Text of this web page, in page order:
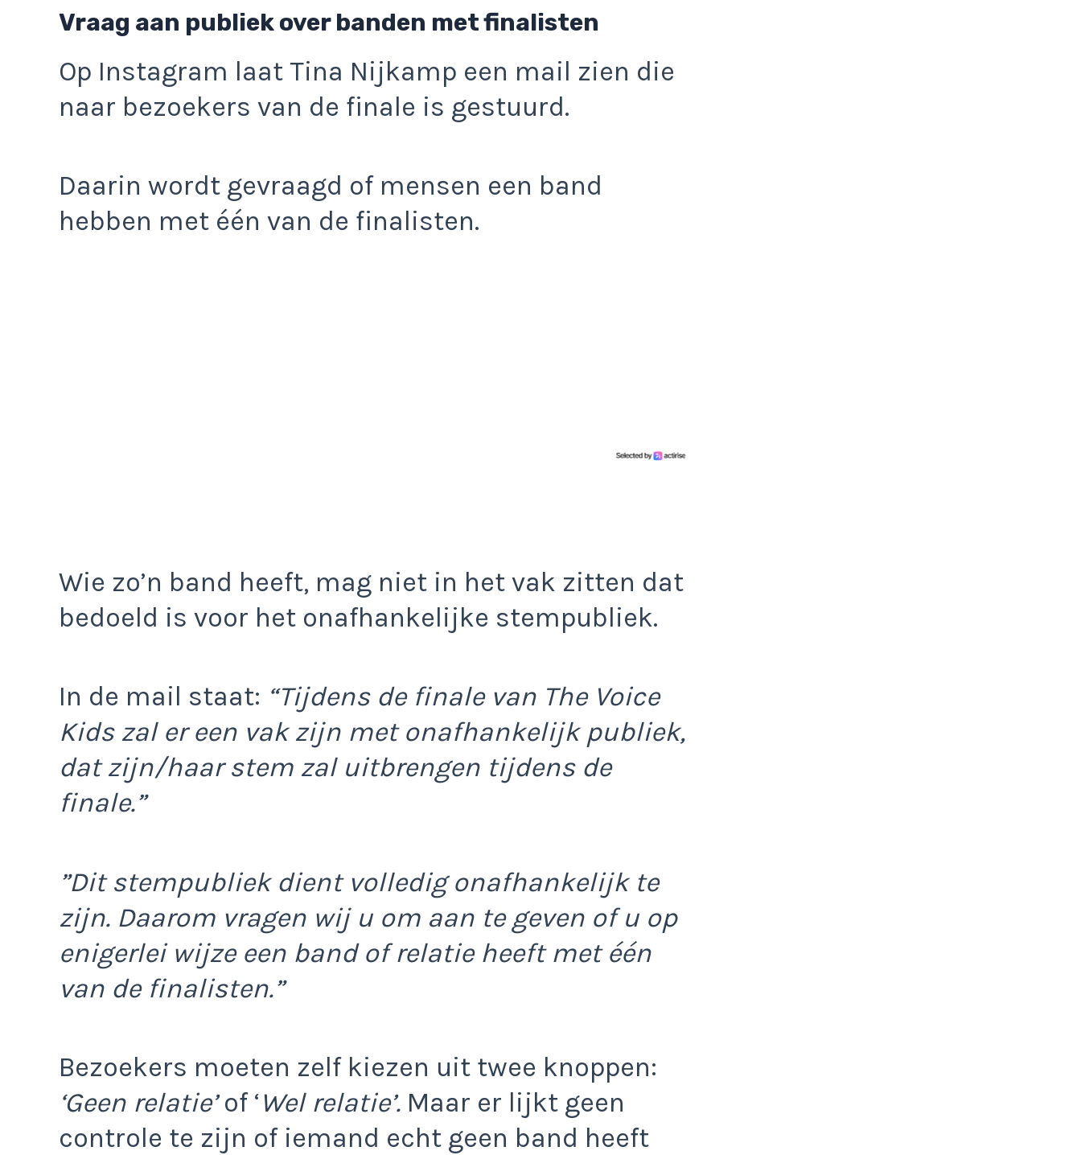
Vraag aan publiek over banden met finalisten
Op Instagram laat Tina Nijkamp een mail zien die
naar bezoekers van de finale is gestuurd.
Daarin wordt gevraagd of mensen een band
hebben met één van de finalisten.
Wie zo’n band heeft, mag niet in het vak zitten dat
bedoeld is voor het onafhankelijke stempubliek.
In de mail staat: “Tijdens de finale van The Voice
Kids zal er een vak zijn met onafhankelijk publiek,
dat zijn/haar stem zal uitbrengen tijdens de
finale.”
”Dit stempubliek dient volledig onafhankelijk te
zijn. Daarom vragen wij u om aan te geven of u op
enigerlei wijze een band of relatie heeft met één
van de finalisten.”
Bezoekers moeten zelf kiezen uit twee knoppen:
‘Geen relatie’of ‘Wel relatie’. Maar er lijkt geen
controle te zijn of iemand echt geen band heeft